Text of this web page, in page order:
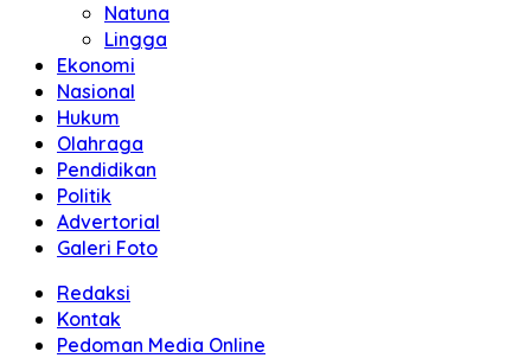
Natuna
Lingga
Ekonomi
Nasional
Hukum
Olahraga
Pendidikan
Politik
Advertorial
Galeri Foto
Redaksi
Kontak
Pedoman Media Online